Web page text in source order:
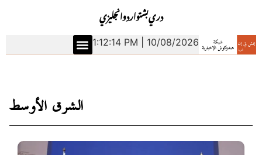
انجليزياردوبشتودري
1:12:15 PM | 10/08/2026
الشرق الأوسط